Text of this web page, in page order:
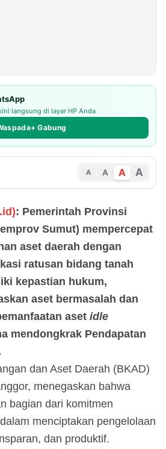
langsung di layar HP Anda
Gabung
A A A A
: Pemerintah Provinsi
Sumut) mempercepat
aset daerah dengan
ratusan bidang tanah
kepastian hukum,
aset bermasalah dan
aset idle
mendongkrak Pendapatan
dan Aset Daerah (BKAD)
menegaskan bahwa
bagian dari komitmen
menciptakan pengelolaan
dan produktif.